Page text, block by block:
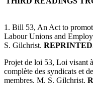
1. Bill 53, An Act to
Labour Unions and
S. Gilchrist.
Projet de loi 53, Loi visant
complète des syndicats et
membres. M. S. Gilchrist.